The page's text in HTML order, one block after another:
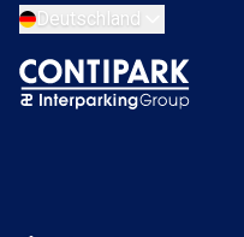
Deutschland